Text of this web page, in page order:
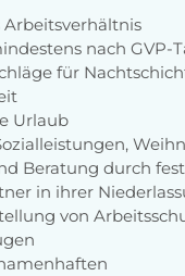
nach GVP-
für
Urlaub
Beratung durch
in ihrer
von